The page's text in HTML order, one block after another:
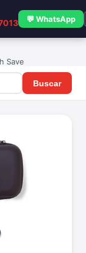
💬 WhatsApp
Save
Buscar